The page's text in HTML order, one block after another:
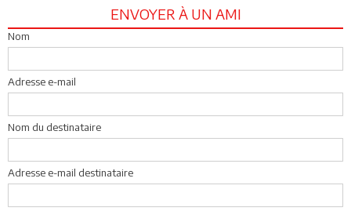
ENVOYER À UN AMI
Nom
Adresse e-mail
Nom du destinataire
Adresse e-mail destinataire